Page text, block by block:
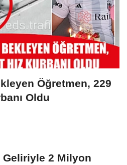
Öğretmen, 229
Oldu
Geliriyle 2 Milyon